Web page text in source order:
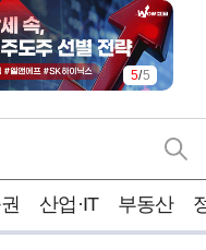
5/5
산업·IT 부동산